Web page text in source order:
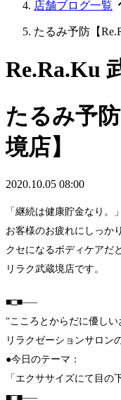
店舗ブログ一覧
たるみ予防【
Re.Ra.Ku
たるみ予
境店】
2020.10.05 08:00
「継続は健康貯金なり。」
お客様のお疲れにしっか
クセになるボディケアだ
リラク武蔵境店です。
■□■—–
“こころとからだに優しい
リラクゼーションサロン
●今日のテーマ：
「エクササイズにて目の
■□■—–